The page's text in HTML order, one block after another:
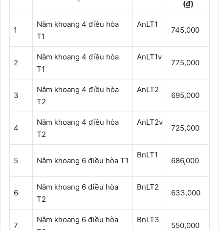
(₫)
1
Nằm khoang 4 điều hòa
T1
AnLT1
745,000
2
Nằm khoang 4 điều hòa
T1
AnLT1v
775,000
3
Nằm khoang 4 điều hòa
T2
AnLT2
695,000
4
Nằm khoang 4 điều hòa
T2
AnLT2v
725,000
5 Nằm khoang 6 điều hòa T1
BnLT1
686,000
6
Nằm khoang 6 điều hòa
T2
BnLT2
633,000
7
Nằm khoang 6 điều hòa
BnLT3
550,000